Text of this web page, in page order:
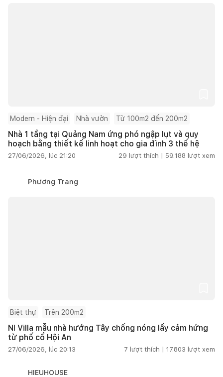
Modern - Hiện đại Nhà vườn Từ 100m2 đến 200m2
Nhà 1 tầng tại Quảng Nam ứng phó ngập lụt và quy
hoạch bằng thiết kế linh hoạt cho gia đình 3 thế hệ
27/06/2026, lúc 21:20 29 lượt thích | 59.188 lượt xem
Phương Trang
Biệt thự Trên 200m2
NI Villa mẫu nhà hướng Tây chống nóng lấy cảm hứng
từ phố cổ Hội An
27/06/2026, lúc 20:13 7 lượt thích | 17.803 lượt xem
HIEUHOUSE